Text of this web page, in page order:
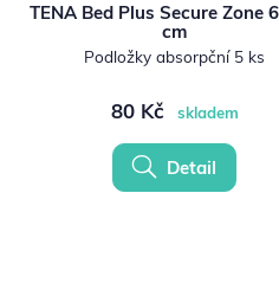
TENA Bed Plus Secure Zone
cm
Podložky absorpční 5 ks
80 Kč skladem
Detail